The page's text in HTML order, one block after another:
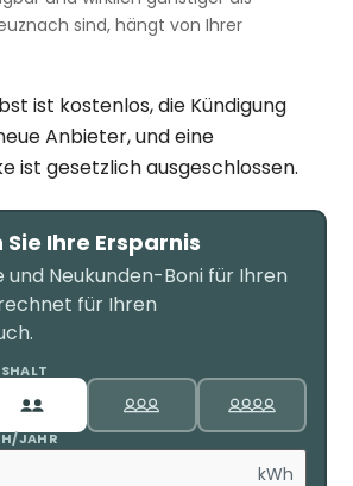
sind, hängt von Ihrer
ist kostenlos, die Kündigung
Anbieter, und eine
ist gesetzlich ausgeschlossen.
Ihre Ersparnis
und Neukunden-Boni für Ihren
für Ihren
JAHR
kWh